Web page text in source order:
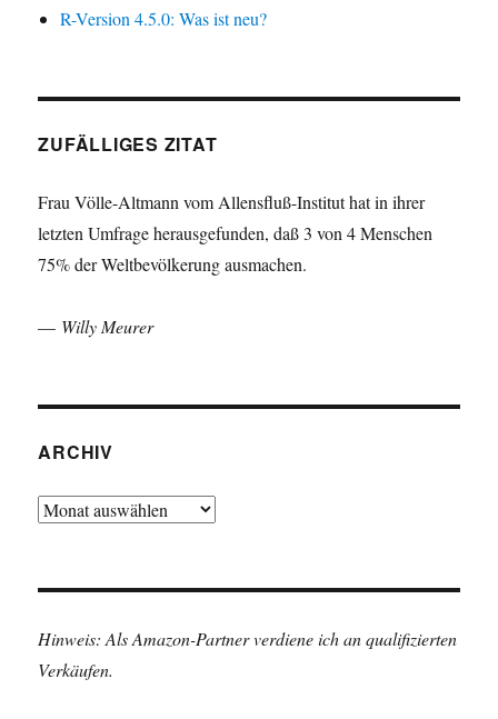
R-Version 4.5.0: Was ist neu?
ZUFÄLLIGES ZITAT
Frau Völle-Altmann vom Allensfluß-Institut hat in ihrer
letzten Umfrage herausgefunden, daß 3 von 4 Menschen
75% der Weltbevölkerung ausmachen.
— Willy Meurer
ARCHIV
Archiv
Hinweis: Als Amazon-Partner verdiene ich an qualifizierten
Verkäufen.